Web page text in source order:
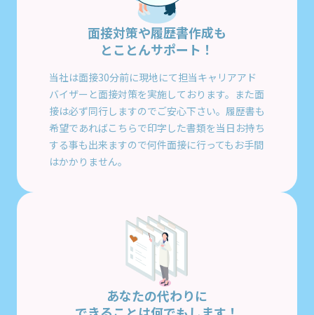
面接対策や履歴書作成も
とことんサポート！
当社は面接30分前に現地にて担当キャリアアド
バイザーと面接対策を実施しております。また面
接は必ず同行しますのでご安心下さい。履歴書も
希望であればこちらで印字した書類を当日お持ち
する事も出来ますので何件面接に行ってもお手間
はかかりません。
あなたの代わりに